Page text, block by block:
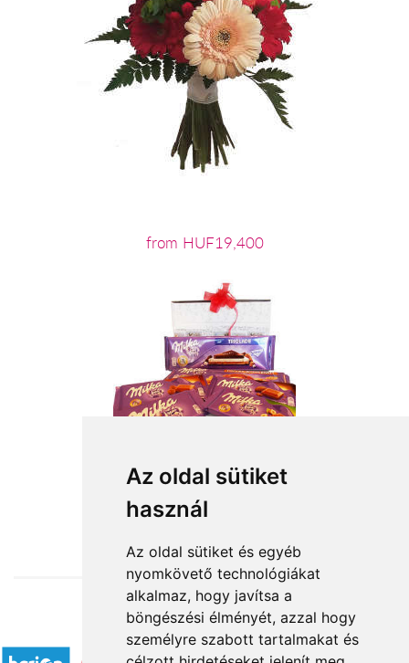
Az oldal sütiket
használ
Az oldal sütiket és egyéb
nyomkövető technológiákat
alkalmaz, hogy javítsa a
böngészési élményét, azzal hogy
személyre szabott tartalmakat és
from HUF19,400
from HUF14,000
Accepted payment methods